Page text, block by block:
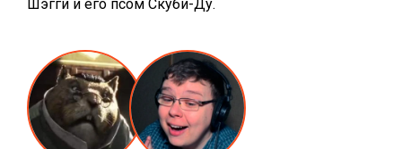
Шэгги и его псом Скуби-Ду.